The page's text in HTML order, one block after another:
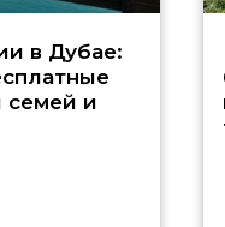
в Дубае:
семей и